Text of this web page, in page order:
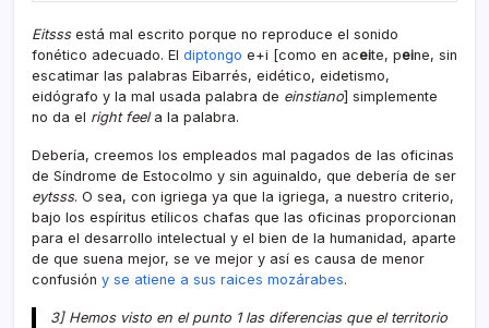
Eitsssestá mal escrito porque no reproduce el sonido
fonético adecuado. El diptongo e+i [como en aceite, peine, sin
escatimar las palabras Eibarrés, eidético, eidetismo,
eidógrafo y la mal usada palabra de einstiano] simplemente
no da el right feela la palabra.
Deberí­a, creemos los empleados mal pagados de las oficinas
de Sí­ndrome de Estocolmo y sin aguinaldo, que deberí­a de ser
eytsss. O sea, con igriega ya que la igriega, a nuestro criterio,
bajo los espí­ritus etí­licos chafas que las oficinas proporcionan
para el desarrollo intelectual y el bien de la humanidad, aparte
de que suena mejor, se ve mejor y así­ es causa de menor
confusión y se atiene a sus raices mozárabes.
3] Hemos visto en el punto 1 las diferencias que el territorio